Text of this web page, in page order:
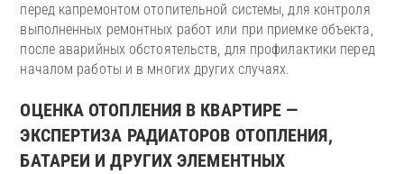
перед капремонтом отопительной системы, для контроля
выполненных ремонтных работ или при приемке объекта,
после аварийных обстоятельств, для профилактики перед
началом работы и в многих других случаях.
ОЦЕНКА ОТОПЛЕНИЯ В КВАРТИРЕ —
ЭКСПЕРТИЗА РАДИАТОРОВ ОТОПЛЕНИЯ,
БАТАРЕИ И ДРУГИХ ЭЛЕМЕНТНЫХ